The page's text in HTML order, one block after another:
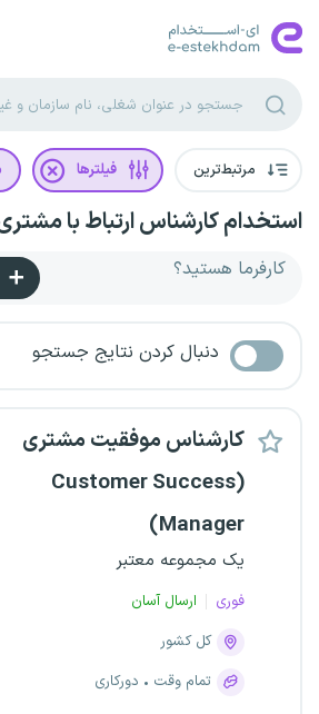
مرتبط‌ترین فیلترها
استخدام کارشناس ارتباط با
کارفرما هستید؟
دنبال کردن نتایج جستجو
کارشناس موفقیت مشتری
(Customer Success
Manager)
یک مجموعه معتبر
فوری
ارسال آسان
کل کشور
تمام وقت
دورکاری